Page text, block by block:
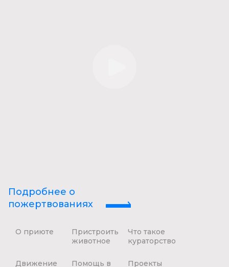
Подробнее о
пожертвованиях
О приюте
Пристроить
животное
Что такое
кураторство
Движение
Помощь в
Проекты